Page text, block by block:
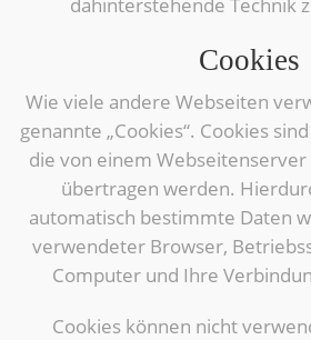
Cookies
Wie viele andere Webseiten
genannte „Cookies“. Cookies
die von einem
übertragen werden.
automatisch bestimmte Daten
verwendeter Browser,
Computer und Ihre
Cookies können nicht